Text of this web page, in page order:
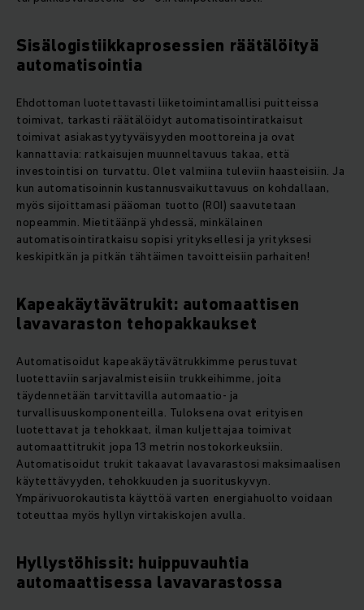
Sisälogistiikkaprosessien räätälöityä
automatisointia
Ehdottoman luotettavasti liiketoimintamallisi puitteissa
toimivat, tarkasti räätälöidyt automatisointiratkaisut
toimivat asiakastyytyväisyyden moottoreina ja ovat
kannattavia: ratkaisujen muunneltavuus takaa, että
investointisi on turvattu. Olet valmiina tuleviin haasteisiin. Ja
kun automatisoinnin kustannusvaikuttavuus on kohdallaan,
myös sijoittamasi pääoman tuotto (ROI) saavutetaan
nopeammin. Mietitäänpä yhdessä, minkälainen
automatisointiratkaisu sopisi yrityksellesi ja yrityksesi
keskipitkän ja pitkän tähtäimen tavoitteisiin parhaiten!
Kapeakäytävätrukit: automaattisen
lavavaraston tehopakkaukset
Automatisoidut kapeakäytävätrukkimme perustuvat
luotettaviin sarjavalmisteisiin trukkeihimme, joita
täydennetään tarvittavilla automaatio- ja
turvallisuuskomponenteilla. Tuloksena ovat erityisen
luotettavat ja tehokkaat, ilman kuljettajaa toimivat
automaattitrukit jopa 13 metrin nostokorkeuksiin.
Automatisoidut trukit takaavat lavavarastosi maksimaalisen
käytettävyyden, tehokkuuden ja suorituskyvyn.
Ympärivuorokautista käyttöä varten energiahuolto voidaan
toteuttaa myös hyllyn virtakiskojen avulla.
Hyllystöhissit: huippuvauhtia
automaattisessa lavavarastossa